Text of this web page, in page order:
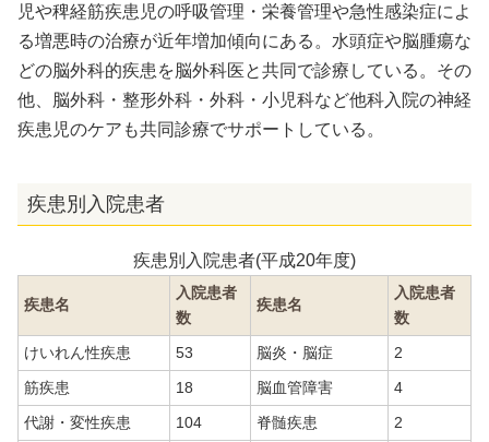
児や稗経筋疾患児の呼吸管理・栄養管理や急性感染症によ
る増悪時の治療が近年増加傾向にある。水頭症や脳腫瘍な
どの脳外科的疾患を脳外科医と共同で診療している。その
他、脳外科・整形外科・外科・小児科など他科入院の神経
疾患児のケアも共同診療でサポートしている。
疾患別入院患者
疾患別入院患者(平成20年度)
疾患名
入院患者
数
疾患名
入院患者
数
けいれん性疾患
53 脳炎・脳症
2
筋疾患
18 脳血管障害
4
代謝・変性疾患
104 脊髄疾患
2